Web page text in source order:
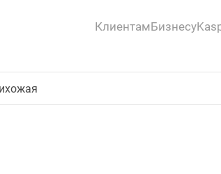
КлиентамБизнесу